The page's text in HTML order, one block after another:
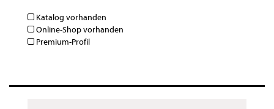
Katalog vorhanden
Online-Shop vorhanden
Premium-Profil